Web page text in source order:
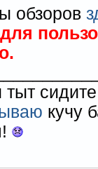
обзоров
тыт
кучу